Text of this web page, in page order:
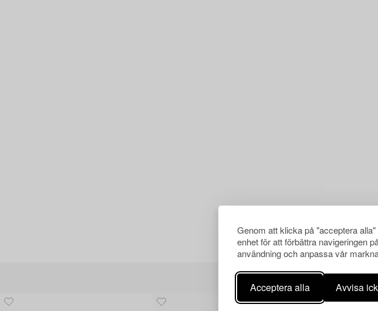
Genom att klicka på "acceptera
enhet för att förbättra navigeringen
användning och anpassa vår
Acceptera alla Avvisa
Andra